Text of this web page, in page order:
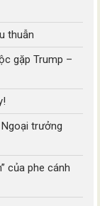
thuẫn
gặp Trump –
trưởng
của phe cánh